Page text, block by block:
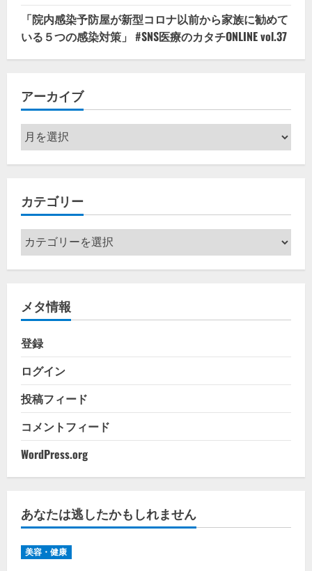
「院内感染予防屋が新型コロナ以前から家族に勧めて
いる５つの感染対策」 #SNS医療のカタチONLINE vol.37
アーカイブ
ア
ー
カ
ブ
カテゴリー
カ
テ
ゴ
ー
メタ情報
登録
ログイン
投稿フィード
コメントフィード
WordPress.org
あなたは逃したかもしれません
美容・健康